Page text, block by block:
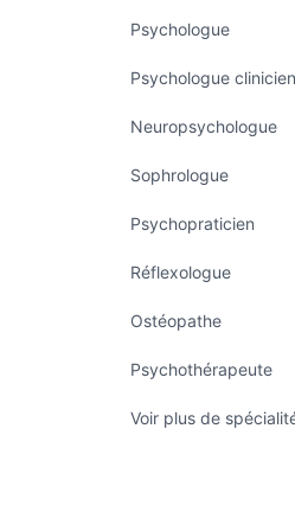
Psychologue
Psychologue
Neuropsychologue
Sophrologue
Psychopraticien
Réflexologue
Ostéopathe
Psychothérapeute
Voir plus de